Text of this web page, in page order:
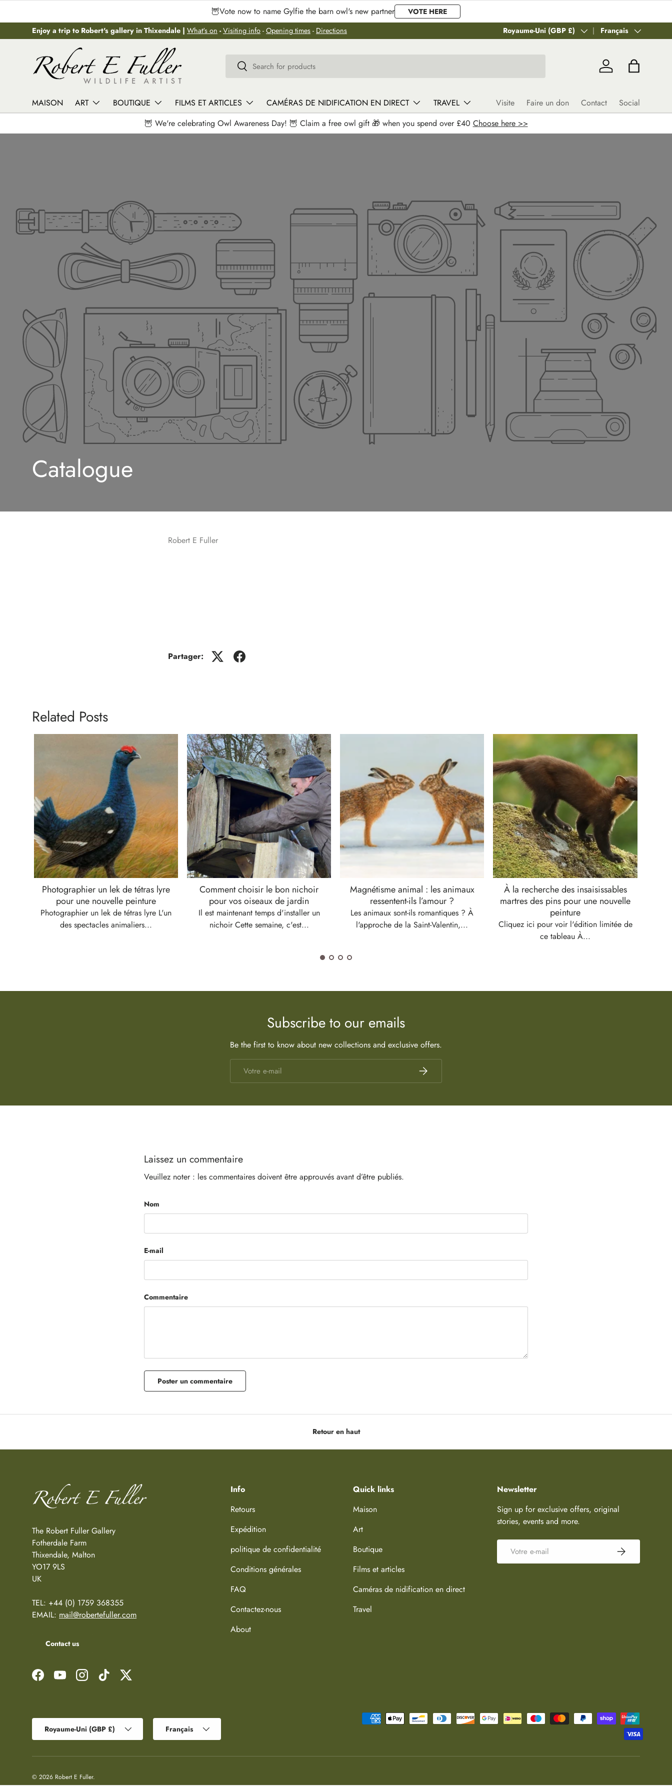
🦉Vote now to name Gylfie the barn owl's new partner
VOTE HERE
Enjoy a trip to Robert's gallery in Thixendale | What's on -Visiting info - Opening times - Directions Pays
Royaume-Uni (GBP £) LangueFrançais
Recherche
Rechercher Se connecter
Panier
MAISON ART BOUTIQUE FILMS ET ARTICLES CAMÉRAS DE NIDIFICATION EN DIRECT TRAVEL Visite Faire un don Contact
Social
🦉 We're celebrating Owl Awareness Day! 🦉 Claim a free owl gift 🎁 when you spend over £40 Choose here >>
Catalogue
Robert E Fuller
Partager:
Related Posts
Photographier un lek de tétras lyre
pour une nouvelle peinture
Photographier un lek de tétras lyre L'un
des spectacles animaliers...
Comment choisir le bon nichoir
pour vos oiseaux de jardin
Il est maintenant temps d'installer un
nichoir Cette semaine, c'est...
Magnétisme animal : les animaux
ressentent-ils l’amour ?
Les animaux sont-ils romantiques ? À
l'approche de la Saint-Valentin,...
À la recherche des insaisissables
martres des pins pour une nouvelle
peinture
Cliquez ici pour voir l'édition limitée de
ce tableau À...
Subscribe to our emails
Be the first to know about new collections and exclusive offers.
S’inscrire
Laissez un commentaire
Veuillez noter : les commentaires doivent être approuvés avant d’être publiés.
Nom
E-mail
Commentaire
Poster un commentaire
Retour en haut
The Robert Fuller Gallery
Fotherdale Farm
Thixendale, Malton
YO17 9LS
UK
TEL: +44 (0) 1759 368355
EMAIL: mail@robertefuller.com
Contact us
FacebookYouTubeInstagramTikTok Twitter
Info
Retours
Expédition
politique de confidentialité
Conditions générales
FAQ
Contactez-nous
About
Quick links
Maison
Art
Boutique
Films et articles
Caméras de nidification en direct
Travel
Newsletter
Sign up for exclusive offers, original
stories, events and more.
S’inscrire
Moyens de paiement acceptés
Royaume-Uni (GBP £) Français
© 2026 Robert E Fuller.